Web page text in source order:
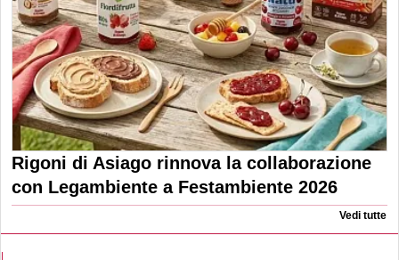
Rigoni di Asiago rinnova la collaborazione
con Legambiente a Festambiente 2026
Vedi tutte